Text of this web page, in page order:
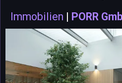
Immobilien | PORR